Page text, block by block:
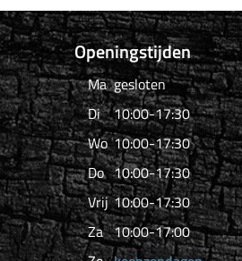
Openingstijden
Ma gesloten
Di
10:00-17:30
Wo 10:00-17:30
Do 10:00-17:30
Vrij 10:00-17:30
Za 10:00-17:00